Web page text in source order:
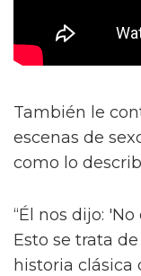
También le
escenas de
como lo
“Él nos dijo:
Esto se trata
historia clásica